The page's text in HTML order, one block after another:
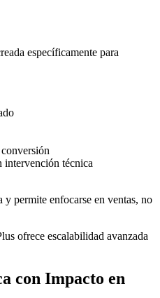
específicamente para
intervención técnica
permite enfocarse en ventas, no
ofrece escalabilidad avanzada
con Impacto en